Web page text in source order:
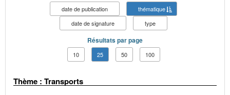
date de publication
thématique
date de signature
type
Résultats par page
10 25 50 100
Thème : Transports